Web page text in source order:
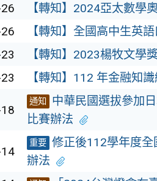
【轉知】2024亞太數學
【轉知】全國高中生英
【轉知】2023楊牧文學
【轉知】112 年金融知
通知
中華民國選拔參加
比賽辦法
重要 修正後112學年度
辦法